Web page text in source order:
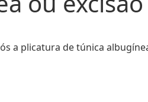
a plicatura de túnica